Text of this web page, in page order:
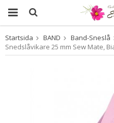
Produkten har blivit
Startsida BAND Band-Sneslå
Snedslåvikare 25 mm Sew Mate,